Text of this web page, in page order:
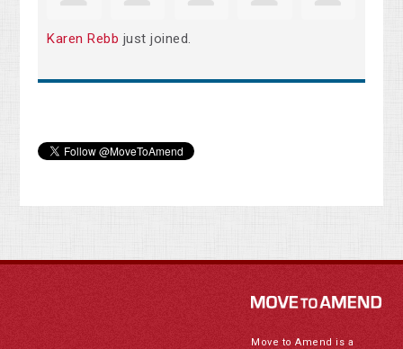
Karen Rebb just joined.
Move to Amend is a